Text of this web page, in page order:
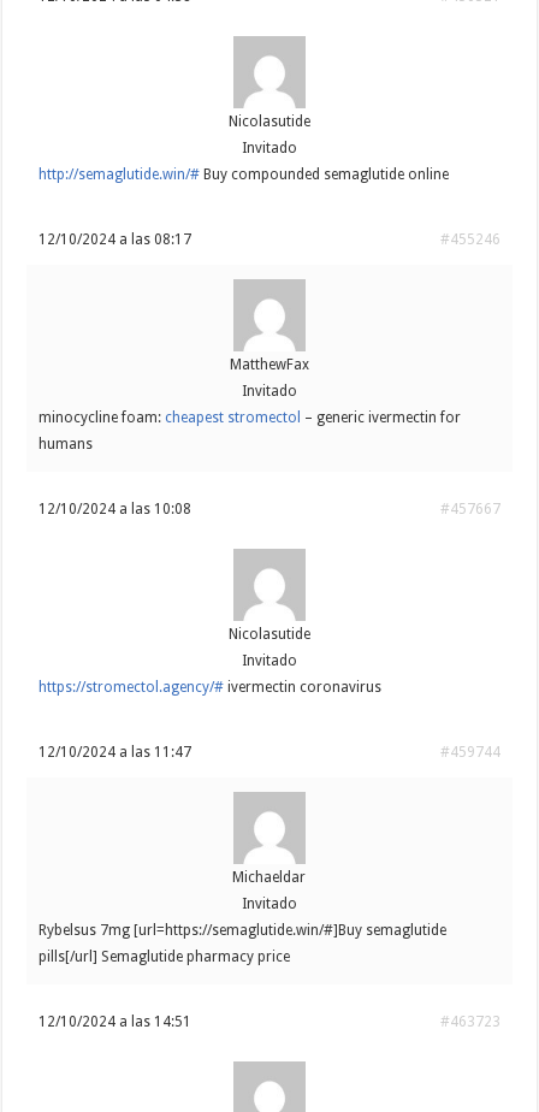
Nicolasutide
Invitado
http://semaglutide.win/# Buy compounded semaglutide online
12/10/2024 a las 08:17 #455246
MatthewFax
Invitado
minocycline foam:cheapest stromectol – generic ivermectin for
humans
12/10/2024 a las 10:08 #457667
Nicolasutide
Invitado
https://stromectol.agency/# ivermectin coronavirus
12/10/2024 a las 11:47 #459744
Michaeldar
Invitado
Rybelsus 7mg [url=https://semaglutide.win/#]Buy semaglutide
pills[/url] Semaglutide pharmacy price
12/10/2024 a las 14:51 #463723